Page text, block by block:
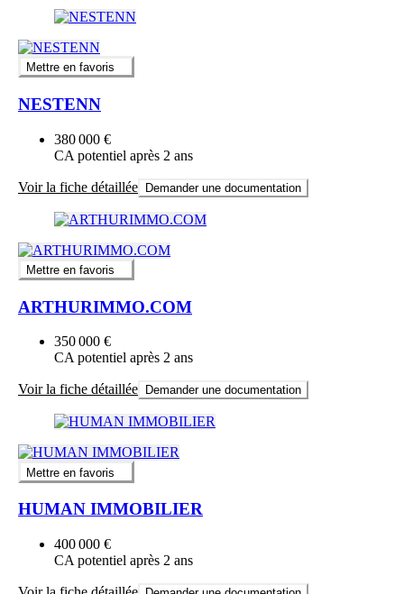
Mettre en favoris
NESTENN
380 000 €
CA potentiel après 2 ans
Voir la fiche détaillée Demander une documentation
Mettre en favoris
ARTHURIMMO.COM
350 000 €
CA potentiel après 2 ans
Voir la fiche détaillée Demander une documentation
Mettre en favoris
HUMAN IMMOBILIER
400 000 €
CA potentiel après 2 ans